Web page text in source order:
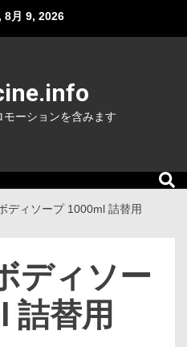
8月 9, 2026
ーションを含みます
ディソープ 1000ml 詰替用
ディソー
詰替用